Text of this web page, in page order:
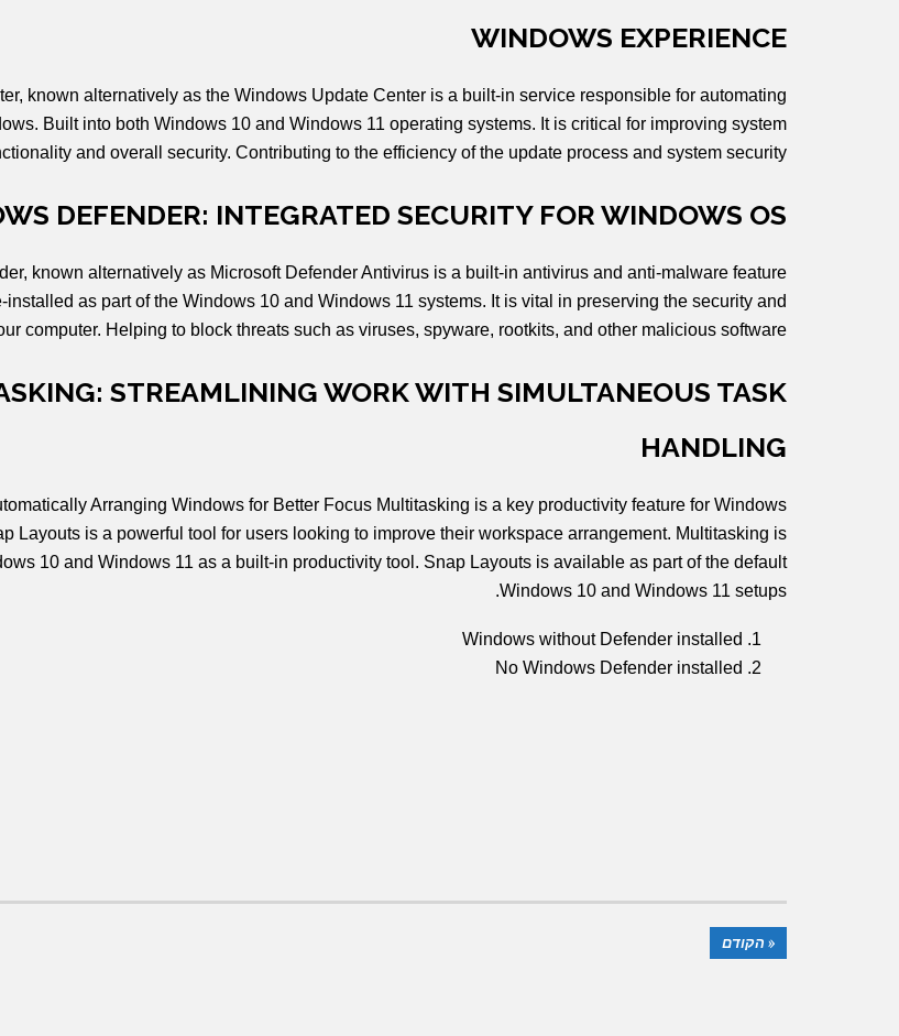
WINDOWS EXPERIENCE
known alternatively as the Windows Update Center is a built-in service responsible for automating
Built into both Windows 10 and Windows 11 operating systems. It is critical for improving system
and overall security. Contributing to the efficiency of the update process and system security.
DEFENDER: INTEGRATED SECURITY FOR WINDOWS OS
known alternatively as Microsoft Defender Antivirus is a built-in antivirus and anti-malware feature
installed as part of the Windows 10 and Windows 11 systems. It is vital in preserving the security and
computer. Helping to block threats such as viruses, spyware, rootkits, and other malicious software.
STREAMLINING WORK WITH SIMULTANEOUS TASK
HANDLING
Arranging Windows for Better Focus Multitasking is a key productivity feature for Windows
Layouts is a powerful tool for users looking to improve their workspace arrangement. Multitasking is
10 and Windows 11 as a built-in productivity tool. Snap Layouts is available as part of the default
Windows 10 and Windows 11 setups.
Windows without Defender installed
No Windows Defender installed
« הקודם